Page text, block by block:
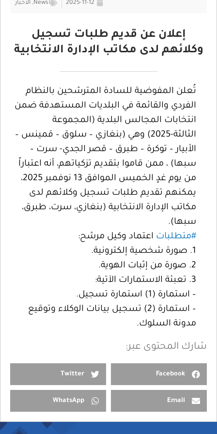
2025-11-12
News
, الأخبار
إعلان عن قديم طلبات تسجيل
وكلائهم لدى مكاتب الإدارة الانتخابية
تُعلن المفوضية للسادة المترشحين بالنظام
الفردي والقائمة في البلديات المستهدفة ضمن
انتخابات المجالس البلدية (المجموعة
الثالثة-2025) وهي (بنغازي – سلوق – قمينس –
الأبيار – توكرة – طبرق – قصر الجدي- سرت –
سبها) ، ممن قاموا بتقديم تزكياتهم، أنه اعتباراً
من يوم غدٍ الخميس الموافق 13 نوفمبر 2025،
يمكنهم تقديم طلبات تسجيل وكلائهم لدى
مكاتب الإدارة الانتخابية (بنغازي، سرت، طبرق،
سبها).
#متطلبات اعتماد وكيل مرشح:
1. صورة شخصية إلكترونية.
2. صورة من إثبات الهوية.
3. تعبئة الاستمارات الآتية:
– استمارة (1) استمارة تسجيل.
– استمارة (2) تسجيل بيانات الوكلاء وتوقيع
مدونة السلوك.
شارك المحتوى عبر:
Facebook
Twitter
Email
WhatsApp